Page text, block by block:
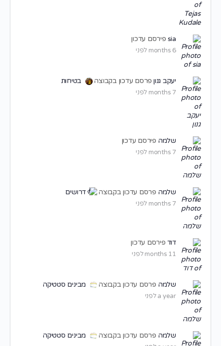
sia פירסם עדכון
6 months לפני
יעקב גנון פרסם עדכון בקבוצה בטיחות
7 months לפני
שלמה פירסם עדכון
7 months לפני
שלמה פרסם עדכון בקבוצה דרושים
7 months לפני
דוד פירסם עדכון
11 months לפני
שלמה פרסם עדכון בקבוצה מבינים סטטיקה
a year לפני
שלמה פרסם עדכון בקבוצה מבינים סטטיקה